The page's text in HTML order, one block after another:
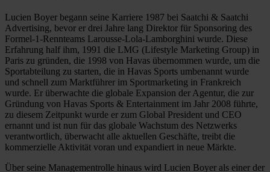
Lucien Boyer begann seine Karriere 1987 bei Saatchi & Saatchi
Advertising, bevor er drei Jahre lang Direktor für Sponsoring des
Formel-1-Rennteams Larousse-Lola-Lamborghini wurde. Diese
Erfahrung half ihm, 1991 die LMG (Lifestyle Marketing Group) in
Paris zu gründen, die 1998 von Havas übernommen wurde, um die
Sportabteilung zu starten, die in Havas Sports umbenannt wurde
und schnell zum Marktführer im Sportmarketing in Frankreich
wurde. Er überwachte die globale Expansion der Agentur, die zur
Gründung von Havas Sports & Entertainment im Jahr 2008 führte,
zu diesem Zeitpunkt wurde er zum Global President und CEO
ernannt und ist nun für das globale Wachstum des Netzwerks
verantwortlich, überwacht alle aktuellen Geschäfte, treibt die
kommerzielle Aktivität voran und expandiert in neue Märkte.
Über seine Managementrolle hinaus wird Lucien Boyer als einer der